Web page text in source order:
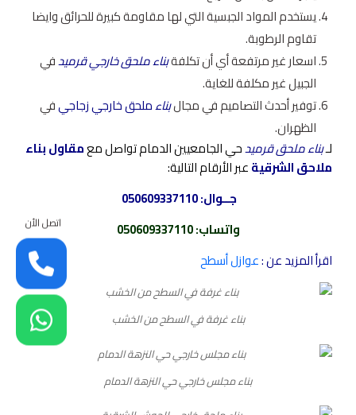
يستخدم المواد الجبسية التي لها مقاومة كبيرة للحرائق وايضا
تقاوم الرطوبة.
اسعار غير مرتفعة أي أن تكلفةبناء ملحق خارجي قرميدفي
الجبيل غير مكلفة للغاية.
توفير أحدث التصاميم في مجالبناءملحق خارجي زجاجيفي
الظهران.
لـبناء ملحق قرميدحي الجامعيين الدمام تواصل معمقاول بناء
ملاحق الشرقيةعبر الأرقام التالية:
جــوال:
واتساب:
050609337110
اقرأ المزيد عن :عوازل أسطح
بناء غرفة في السطح من الخشب
بناء مجلس خارجي حي النزهة الدمام
اتصل الأن